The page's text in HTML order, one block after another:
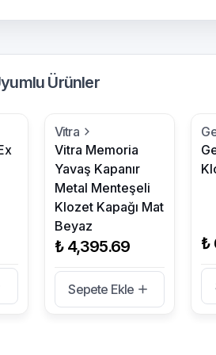
Ürünler
Vitra
Vitra Memoria
Yavaş Kapanır
Metal Menteşeli
Klozet Kapağı Mat
Beyaz
₺ 4,395.69
Sepete Ekle
₺